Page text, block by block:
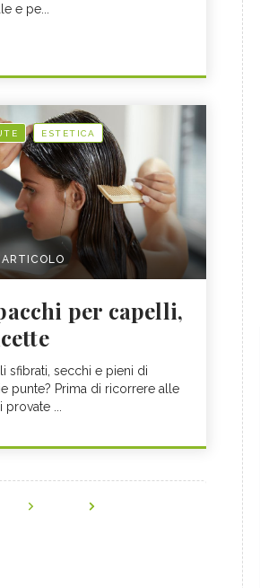
e pe...
ESTETICA
ARTICOLO
per capelli,
sfibrati, secchi e pieni di
punte? Prima di ricorrere alle
...